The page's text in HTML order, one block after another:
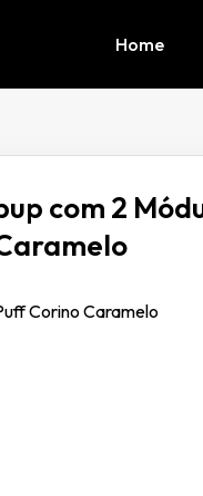
Home
com 2
Corino Caramelo